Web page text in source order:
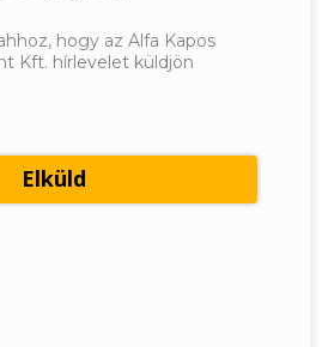
hogy az Alfa Kapos
Kft. hírlevelet küldjön